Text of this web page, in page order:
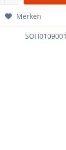
Merken
SOH0109001